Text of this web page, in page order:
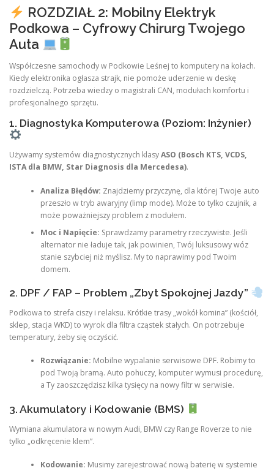
ROZDZIAŁ 2: Mobilny Elektryk
Podkowa – Cyfrowy Chirurg Twojego
Auta
Współczesne samochody w Podkowie Leśnej to komputery na kołach.
Kiedy elektronika ogłasza strajk, nie pomoże uderzenie w deskę
rozdzielczą. Potrzeba wiedzy o magistrali CAN, modułach komfortu i
profesjonalnego sprzętu.
1. Diagnostyka Komputerowa (Poziom: Inżynier)
Używamy systemów diagnostycznych klasyASO (Bosch KTS, VCDS,
ISTA dla BMW, Star Diagnosis dla Mercedesa).
Analiza Błędów: Znajdziemy przyczynę, dla której Twoje auto
przeszło w tryb awaryjny (limp mode). Może to tylko czujnik, a
może poważniejszy problem z modułem.
Moc i Napięcie: Sprawdzamy parametry rzeczywiste. Jeśli
alternator nie ładuje tak, jak powinien, Twój luksusowy wóz
stanie szybciej niż myślisz. My to naprawimy pod Twoim
domem.
2. DPF / FAP – Problem „Zbyt Spokojnej Jazdy”
Podkowa to strefa ciszy i relaksu. Krótkie trasy „wokół komina” (kościół,
sklep, stacja WKD) to wyrok dla filtra cząstek stałych. On potrzebuje
temperatury, żeby się oczyścić.
Rozwiązanie: Mobilne wypalanie serwisowe DPF. Robimy to
pod Twoją bramą. Auto pohuczy, komputer wymusi procedurę,
a Ty zaoszczędzisz kilka tysięcy na nowy filtr w serwisie.
3. Akumulatory i Kodowanie (BMS)
Wymiana akumulatora w nowym Audi, BMW czy Range Roverze to nie
tylko „odkręcenie klem”.
Kodowanie: Musimy zarejestrować nową baterię w systemie